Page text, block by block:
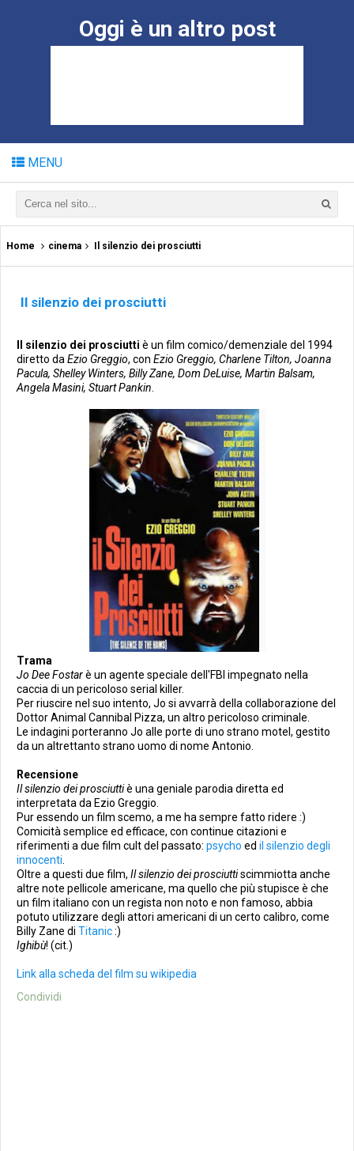
Oggi è un altro post
MENU
Home cinema Il silenzio dei prosciutti
Il silenzio dei prosciutti
Il silenzio dei prosciutti è un film comico/demenziale del 1994
diretto da Ezio Greggio, con Ezio Greggio, Charlene Tilton, Joanna
Pacula, Shelley Winters, Billy Zane, Dom DeLuise, Martin Balsam,
Angela Masini, Stuart Pankin
Trama
Jo Dee Fostarè un agente speciale dell'FBI impegnato nella
caccia di un pericoloso serial killer.
Per riuscire nel suo intento, Jo si avvarrà della collaborazione del
Dottor Animal Cannibal Pizza, un altro pericoloso criminale.
Le indagini porteranno Jo alle porte di uno strano motel, gestito
da un altrettanto strano uomo di nome Antonio.
Recensione
Il silenzio dei prosciuttiè una geniale parodia diretta ed
interpretata da Ezio Greggio.
Pur essendo un film scemo, a me ha sempre fatto ridere :)
Comicità semplice ed efficace, con continue citazioni e
riferimenti a due film cult del passato: psycho ed il silenzio degli
innocenti
Oltre a questi due film, Il silenzio dei prosciuttiscimmiotta anche
altre note pellicole americane, ma quello che più stupisce è che
un film italiano con un regista non noto e non famoso, abbia
potuto utilizzare degli attori americani di un certo calibro, come
Billy Zane di Titanic:)
Ighibù! (cit.)
Link alla scheda del film su wikipedia
Condividi